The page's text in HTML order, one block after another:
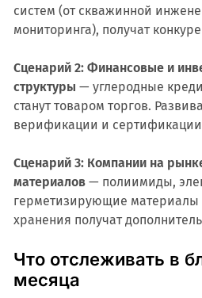
систем (от скважинной
мониторинга), получат
Сценарий 2: Финансовые и
структуры — углеродные
станут товаром торгов.
верификации и
Сценарий 3: Компании на
материалов— полиимиды,
герметизирующие материалы
хранения получат
Что отслеживать в
месяца